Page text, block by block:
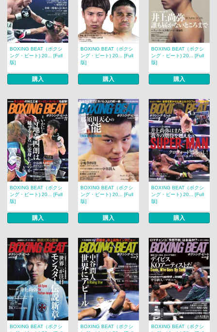
BOXING BEAT（ボクシ
ング・ビート) 20... [Full
版]
購入
BOXING BEAT（ボクシ
ング・ビート) 20... [Full
版]
購入
BOXING BEAT（ボクシ
ング・ビート) 20... [Full
版]
購入
BOXING BEAT（ボクシ
ング・ビート) 20... [Full
版]
購入
BOXING BEAT（ボクシ
ング・ビート) 20... [Full
版]
購入
BOXING BEAT（ボクシ
ング・ビート) 20... [Full
版]
購入
BOXING BEAT（ボクシ
BOXING BEAT（ボクシ
BOXING BEAT（ボクシ